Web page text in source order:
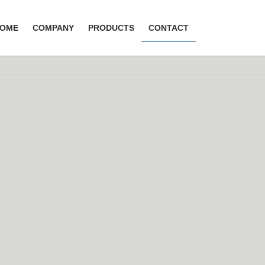
COMPANY PRODUCTS CONTACT